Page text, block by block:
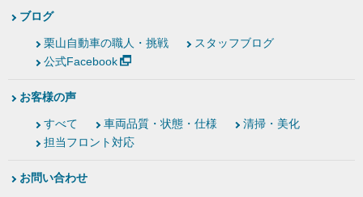
ブログ
栗山自動車の職人・挑戦
スタッフブログ
公式Facebook
お客様の声
すべて 車両品質・状態・仕様
清掃・美化
担当フロント対応
お問い合わせ